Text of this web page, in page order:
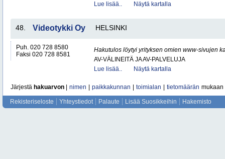
Lue lisää..
Näytä kartalla
48. Videotykki Oy HELSINKI
Puh. 020 728 8580
Faksi 020 728 8581
Hakutulos löytyi yrityksen omien www-sivujen
AV-VÄLINEITÄ JA AV-PALVELUJA
Lue lisää..
Näytä kartalla
Järjestä hakuarvon nimen paikkakunnan toimialan tietomäärän mukaan
Rekisteriseloste Yhteystiedot Palaute Lisää Suosikkeihin Hakemisto